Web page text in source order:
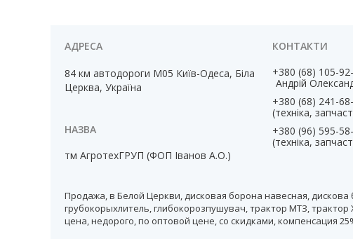
84 км автодороги М05 Київ-Одеса, Біла
Церква, Україна
тм АгротехГРУП (ФОП Іванов А.О.)
+380 (68) 105-
Андрій
+380 (68) 241-
(техніка,
+380 (96) 595-
(техніка,
Продажа, в Белой Церкви, дисковая борона навесная, дискова
грубокорыхлитель, глибокорозпушувач, трактор МТЗ,
цена, недорого, по оптовой цене, со скидками, компенсация